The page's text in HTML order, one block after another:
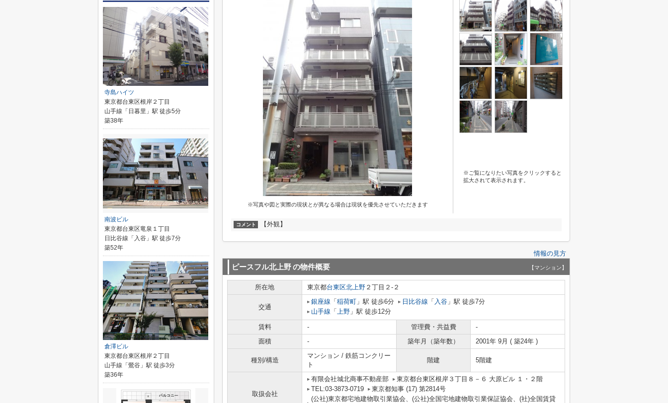
※写真や図と実際の現状とが異なる場合は現状を優先させていただきます
※ご覧になりたい写真をクリックすると
拡大されて表示されます。
コメント 【外観】
情報の見方
ピースフル北上野の物件概要 【マンション】
所在地 東京都台東区北上野 ２丁目２-２
交通
銀座線 「 稲荷町 」駅 徒歩6分 日比谷線 「 入谷 」駅 徒歩7分
山手線 「 上野 」駅 徒歩12分
賃料 - 管理費・共益費
-
面積
- 築年月（築年数） 2001年 9月 ( 築24年 )
種別/構造
マンション / 鉄筋コンクリー
ト
階建 5階建
取扱会社
有限会社城北商事不動産部
東京都台東区根岸３丁目８－６ 大原ビル １・２階
TEL:03-3873-0719
東京都知事 (17) 第2814号
(公社)東京都宅地建物取引業協会、(公社)全国宅地建物取引業保証協会、(社)全国賃貸
寺島ハイツ
東京都台東区根岸２丁目
山手線「日暮里」駅 徒歩5分
築38年
南波ビル
東京都台東区竜泉１丁目
日比谷線「入谷」駅 徒歩7分
築52年
倉澤ビル
東京都台東区根岸２丁目
山手線「鶯谷」駅 徒歩3分
築36年